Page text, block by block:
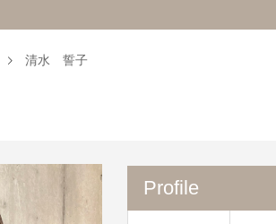
清水 誓子
Profile